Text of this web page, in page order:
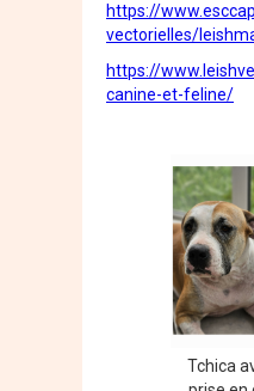
https://
vectorielles/
https://
canine-et-feline/
Tchica